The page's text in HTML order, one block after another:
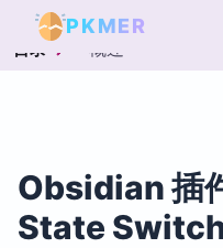
PKMER
目录 概述
Obsidian 插
State